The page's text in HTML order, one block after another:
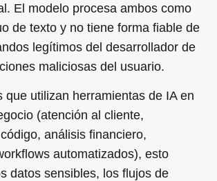
El modelo procesa ambos como
de texto y no tiene forma fiable de
legítimos del desarrollador de
maliciosas del usuario.
que utilizan herramientas de IA en
(atención al cliente,
análisis financiero,
automatizados), esto
datos sensibles, los flujos de